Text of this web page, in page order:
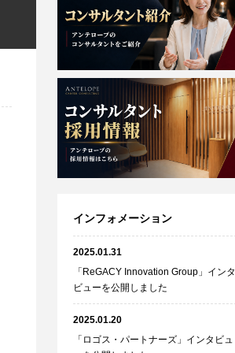
インフォメーション
2025.01.31
「ReGACY Innovation Group」インタ
ビューを公開しました
2025.01.20
「ロゴス・パートナーズ」インタビュ